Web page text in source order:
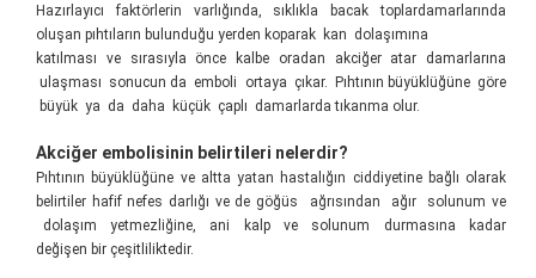
Hazırlayıcı faktörlerin varlığında, sıklıkla bacak toplardamarlarında
oluşan pıhtıların bulunduğu yerden koparak kan dolaşımına
katılması ve sırasıyla önce kalbe oradan akciğer atar damarlarına
ulaşması sonucun da emboli ortaya çıkar. Pıhtının büyüklüğüne göre
büyük ya da daha küçük çaplı damarlarda tıkanma olur.
Akciğer embolisinin belirtileri nelerdir?
Pıhtının büyüklüğüne ve altta yatan hastalığın ciddiyetine bağlı olarak
belirtiler hafif nefes darlığı ve de göğüs ağrısından ağır solunum ve
dolaşım yetmezliğine, ani kalp ve solunum durmasına kadar
değişen bir çeşitliliktedir.